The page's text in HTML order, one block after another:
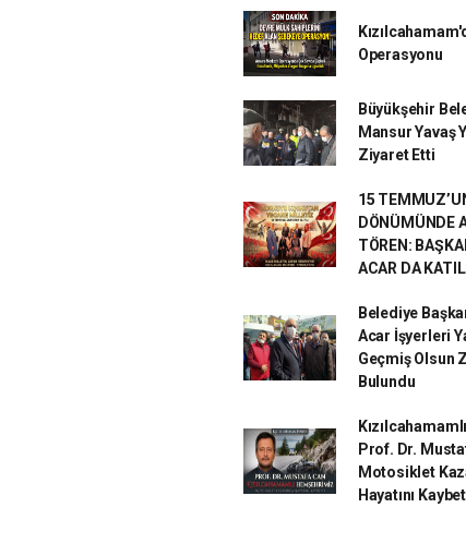
Operasyonu
Büyükşehir
Mansur Yavaş
Ziyaret Etti
15
DÖNÜMÜNDE
TÖREN:
ACAR DA
Belediye
Acar İşyerleri
Geçmiş Olsun
Bulundu
Prof. Dr.
Motosiklet
Hayatını